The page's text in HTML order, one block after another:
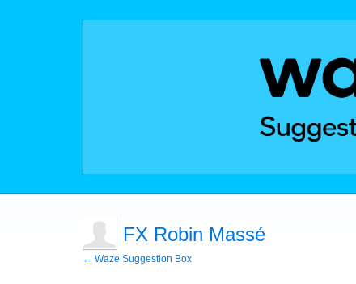
FX Robin Massé
← Waze Suggestion Box